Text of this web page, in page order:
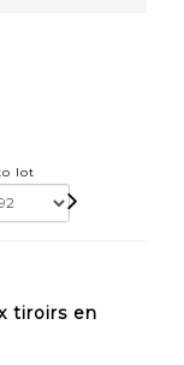
lot
tiroirs en